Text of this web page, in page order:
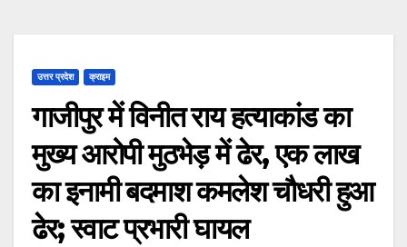
उत्तर प्रदेश क्राइम
गाजीपुर में विनीत राय हत्याकांड का
मुख्य आरोपी मुठभेड़ में ढेर, एक लाख
का इनामी बदमाश कमलेश चौधरी हुआ
ढेर; स्वाट प्रभारी घायल